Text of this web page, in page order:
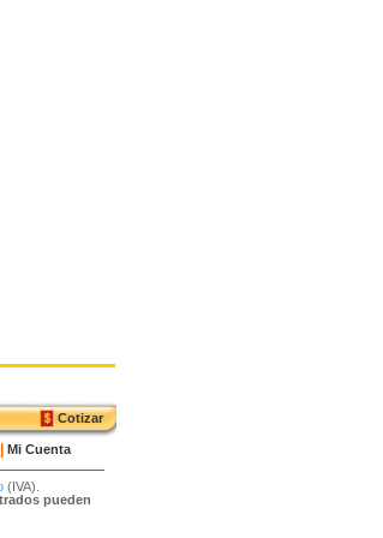
Cotizar
Mi Cuenta
(IVA).
pueden